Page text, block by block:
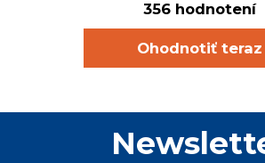
356 hodnotení
Ohodnotiť teraz